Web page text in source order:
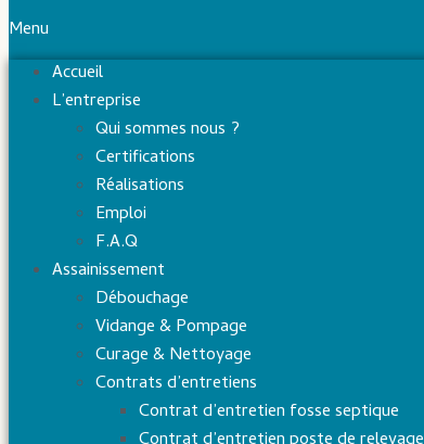
Menu
Accueil
L’entreprise
Qui sommes nous ?
Certifications
Réalisations
Emploi
F.A.Q
Assainissement
Débouchage
Vidange & Pompage
Curage & Nettoyage
Contrats d’entretiens
Contrat d’entretien fosse septique